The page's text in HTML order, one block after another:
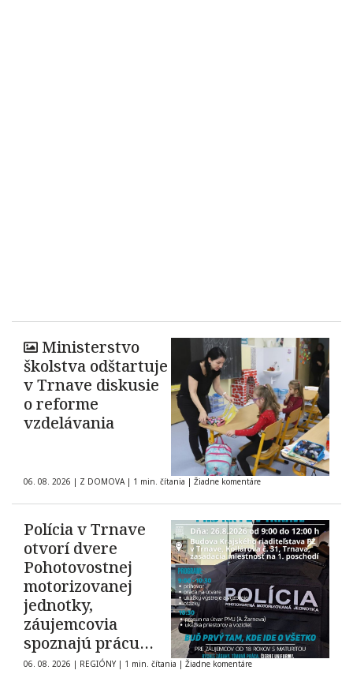
Ministerstvo
školstva odštartuje
v Trnave diskusie
o reforme
vzdelávania
06. 08. 2026 | Z DOMOVA | 1 min. čítania | Žiadne komentáre
Polícia v Trnave
otvorí dvere
Pohotovostnej
motorizovanej
jednotky,
záujemcovia
spoznajú prácu
zásahovej jednotky
06. 08. 2026 | REGIÓNY | 1 min. čítania | Žiadne komentáre